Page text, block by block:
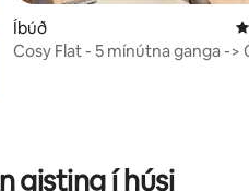
739 umsagnir
Íbúð
Cosy Flat - 5 mínútna ganga ->
gisting í húsi